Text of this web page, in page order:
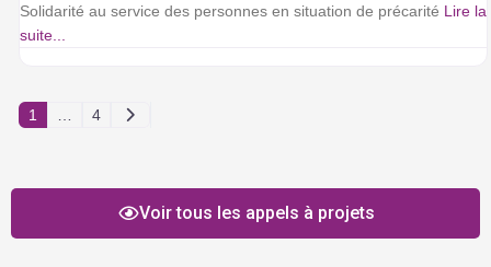
Solidarité au service des personnes en situation de précarité Lire la
suite...
1 4 Messages plus anciens
Voir tous les appels à projets